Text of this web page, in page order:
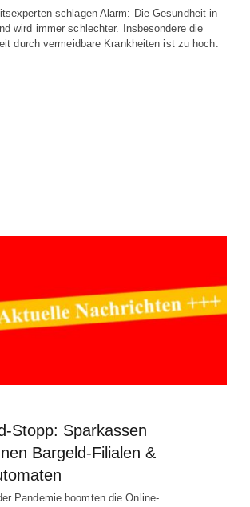
schlagen Alarm: Die Gesundheit in
wird immer schlechter. Insbesondere die
durch vermeidbare Krankheiten ist zu hoch.
Stopp: Sparkassen
Bargeld-Filialen &
Pandemie boomten die Online-